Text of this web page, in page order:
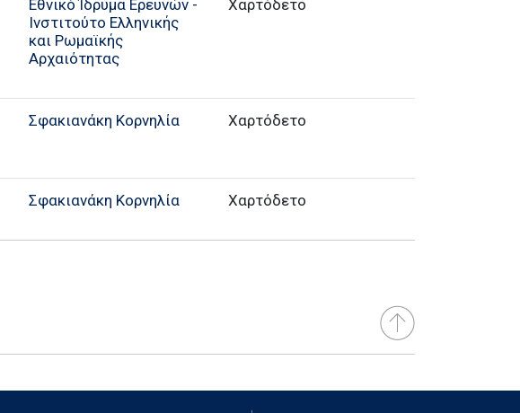
Εθνικό Ίδρυμα Ερευνών -
Ινστιτούτο Ελληνικής
και Ρωμαϊκής
Αρχαιότητας
Χαρτόδετο
Σφακιανάκη Κορνηλία Χαρτόδετο
Σφακιανάκη Κορνηλία Χαρτόδετο